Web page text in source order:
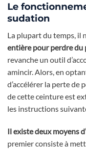
Le
sudation
La plupart du temps, il
entière pour perdre du
revanche un outil
amincir. Alors, en
d’accélérer la perte de
de cette ceinture est
les instructions
Il existe deux moyens
premier consiste à